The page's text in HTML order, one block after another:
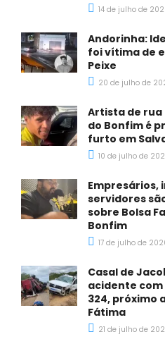
14 de julho de
Andorinha:
foi vítima de
Peixe
20 de julho de
Artista de rua
do Bonfim é
furto em
10 de julho de
Empresários,
servidores
sobre Bolsa
Bonfim
17 de julho de
Casal de
acidente com
324, próximo
Fátima
21 de julho de